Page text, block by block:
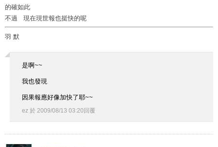
的確如此
不過 現在現世報也挺快的呢
羽 默
是啊~~
我也發現
因果報應好像加快了耶~~
ez 於 2009/08/13 03:20 回覆